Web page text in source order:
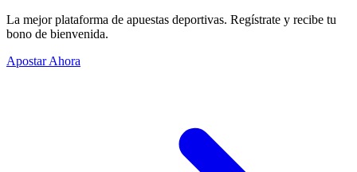
La mejor plataforma de apuestas deportivas. Regístrate y recibe tu
bono de bienvenida.
Apostar Ahora